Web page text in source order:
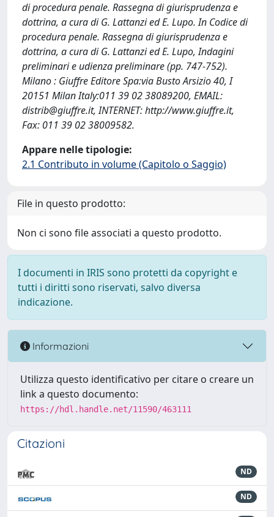
di procedura penale. Rassegna di giurisprudenza e
dottrina, a cura di G. Lattanzi ed E. Lupo. In Codice di
procedura penale. Rassegna di giurisprudenza e
dottrina, a cura di G. Lattanzi ed E. Lupo, Indagini
preliminari e udienza preliminare (pp. 747-752).
Milano : Giuffre Editore Spa:via Busto Arsizio 40, I
20151 Milan Italy:011 39 02 38089200, EMAIL:
distrib@giuffre.it, INTERNET: http://www.giuffre.it,
Fax: 011 39 02 38009582.
Appare nelle tipologie:
2.1 Contributo in volume (Capitolo o Saggio)
File in questo prodotto:
Non ci sono file associati a questo prodotto.
I documenti in IRIS sono protetti da copyright e
tutti i diritti sono riservati, salvo diversa
indicazione.
Informazioni
Utilizza questo identificativo per citare o creare un
link a questo documento:
https://hdl.handle.net/11590/463111
Citazioni
ND
ND